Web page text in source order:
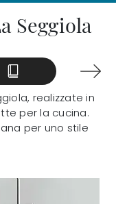
Seggiola
realizzate in
per la cucina.
per uno stile